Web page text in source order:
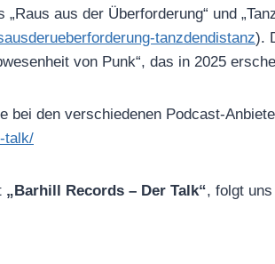
aus der Überforderung“ und
tanzdendistanz).
von Punk“, das in 2025
bei den verschiedenen Podcast-
talk/
„Barhill Records – Der Talk“, folgt